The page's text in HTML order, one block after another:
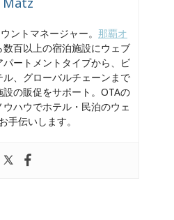
ントマネージャー。 那覇オ
数百以上の宿泊施設にウェブ
ートメントタイプから、ビ
、グローバルチェーンまで
の販促をサポート。OTAの
ハウでホテル・民泊のウェ
手伝いします。